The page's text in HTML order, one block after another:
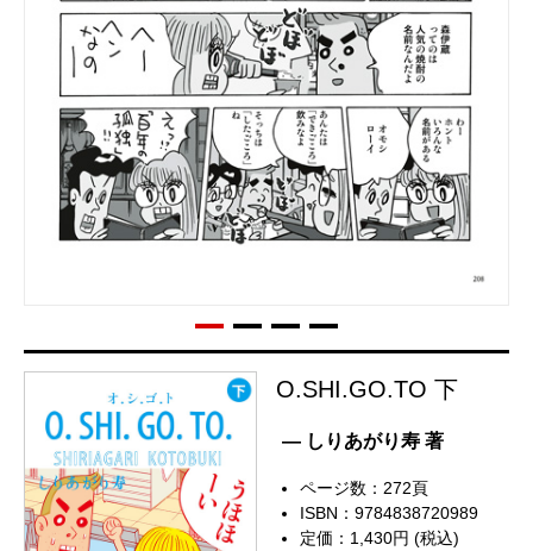
O.SHI.GO.TO 下
— しりあがり寿 著
ページ数：272頁
ISBN：9784838720989
定価：1,430円 (税込)